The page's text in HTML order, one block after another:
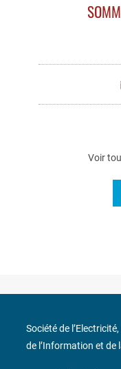
Voir
Société de
de l’Information et de